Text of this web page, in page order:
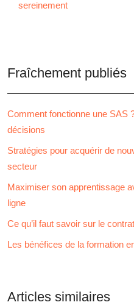
sereinement
Fraîchement publiés
Comment fonctionne une SAS
décisions
Stratégies pour acquérir de
secteur
Maximiser son apprentissage
ligne
Ce qu’il faut savoir sur le
Les bénéfices de la formation
Articles similaires